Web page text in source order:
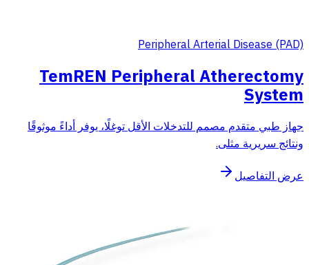
Peripheral Arterial Disease (PAD)
TemREN Peripheral Atherectomy
System
جهاز طبي متقدم مصمم للتدخلات الأقل توغلًا، يوفر أداءً موثوقًا
ونتائج سريرية مثلى.
عرض التفاصيل